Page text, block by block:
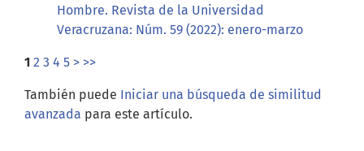
Hombre. Revista de la Universidad
Veracruzana: Núm. 59 (2022): enero-marzo
1 2 3 4 5 > >>
También puede Iniciar una búsqueda de similitud
avanzada para este artículo.